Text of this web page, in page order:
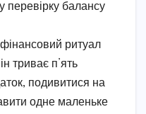
перевірку балансу
ритуал
триває п’ять
подивитися на
одне маленьке